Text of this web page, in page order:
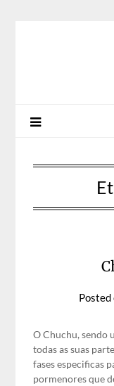
Posted
O Chuchu, sendo
todas as suas
fases especificas
pormenores que